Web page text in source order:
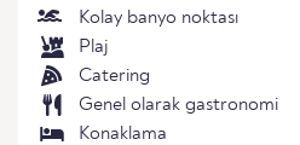
Kolay banyo noktası
Plaj
Catering
Genel olarak gastronomi
Konaklama